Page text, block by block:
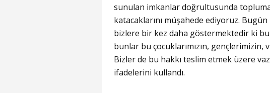
sunulan imkanlar doğrultusunda
katacaklarını müşahede ediyoruz.
bizlere bir kez daha göstermektedir ki
bunlar bu çocuklarımızın, gençlerimizin,
Bizler de bu hakkı teslim etmek üzere
ifadelerini kullandı.